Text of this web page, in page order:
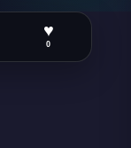
♥
0